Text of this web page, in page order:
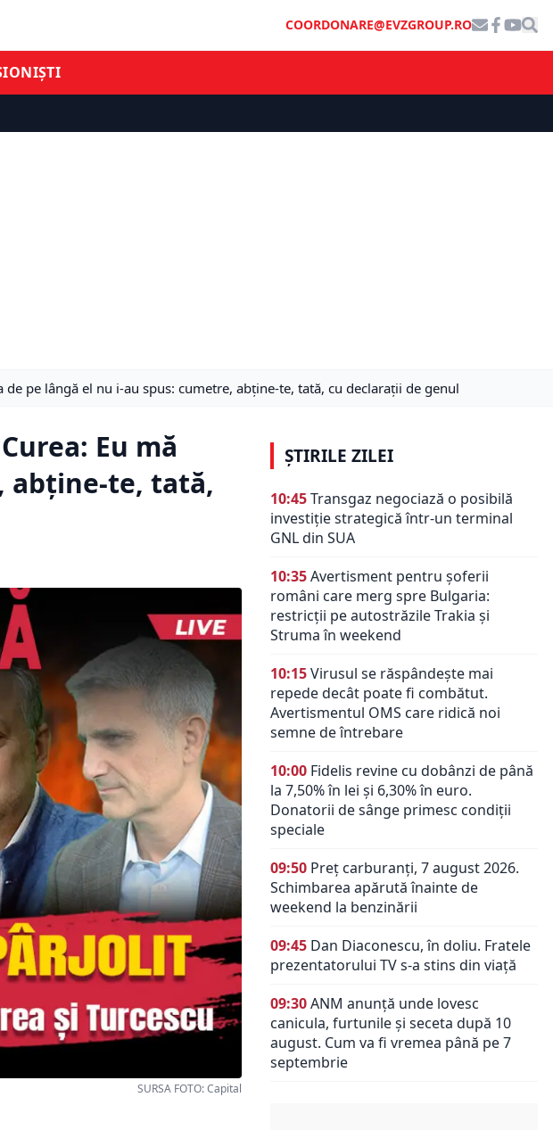
COORDONARE@EVZGROUP.RO
pe lângă el nu i-au spus: cumetre, abține-te, tată, cu declarații de genul
Eu mă
abține-te, tată,
SURSA FOTO: Capital
ȘTIRILE ZILEI
10:45Transgaz negociază o posibilă
investiție strategică într-un terminal
GNL din SUA
10:35Avertisment pentru șoferii
români care merg spre Bulgaria:
restricții pe autostrăzile Trakia și
Struma în weekend
10:15Virusul se răspândește mai
repede decât poate fi combătut.
Avertismentul OMS care ridică noi
semne de întrebare
10:00 Fidelis revine cu dobânzi de până
la 7,50% în lei și 6,30% în euro.
Donatorii de sânge primesc condiții
speciale
09:50 Preț carburanți, 7 august 2026.
Schimbarea apărută înainte de
weekend la benzinării
09:45 Dan Diaconescu, în doliu. Fratele
prezentatorului TV s-a stins din viață
09:30ANM anunță unde lovesc
canicula, furtunile și seceta după 10
august. Cum va fi vremea până pe 7
septembrie